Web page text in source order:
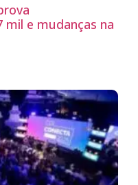
mil e mudanças na